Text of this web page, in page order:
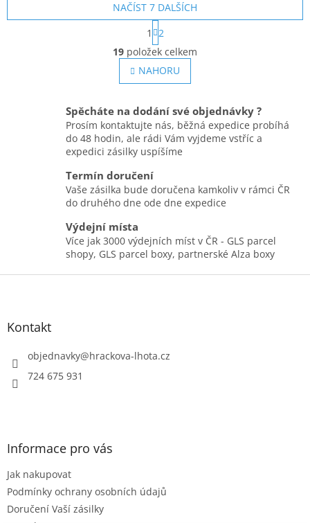
O
v
l
á
a
c
í
p
k
y
p
i
NAČÍST 7 DALŠÍCH
S
t
r
á
n
k
v
á
n
í
1
2
19 položek celkem
NAHORU
Spěcháte na dodání své objednávky ?
Prosím kontaktujte nás, běžná expedice probíhá
do 48 hodin, ale rádi Vám vyjdeme vstříc a
expedici zásilky uspíšíme
Termín doručení
Vaše zásilka bude doručena kamkoliv v rámci ČR
do druhého dne ode dne expedice
Výdejní místa
Více jak 3000 výdejních míst v ČR - GLS parcel
shopy, GLS parcel boxy, partnerské Alza boxy
Z
Kontakt
objednavky@hrackova-lhota.cz
724 675 931
Informace pro vás
Jak nakupovat
Podmínky ochrany osobních údajů
Doručení Vaší zásilky